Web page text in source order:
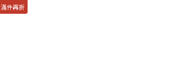
滿件再折